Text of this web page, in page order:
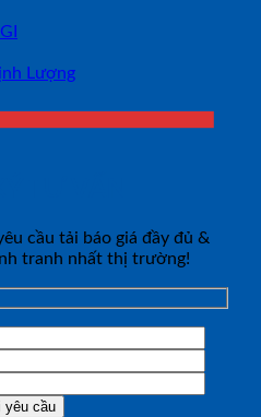
Lượng
cầu tải báo giá đầy đủ &
tranh nhất thị trường!